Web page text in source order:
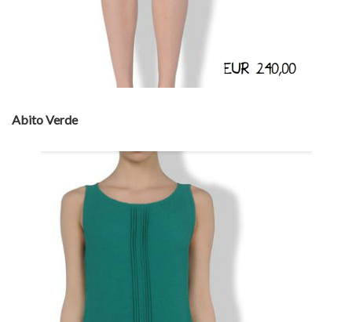
Abito Verde